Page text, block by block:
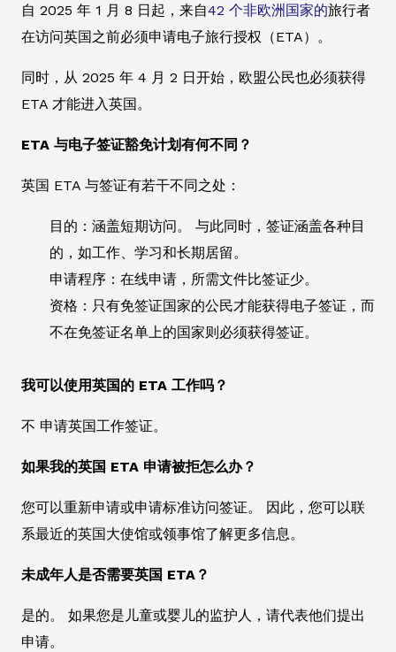
自 2025 年 1 月 8 日起，来自42 个非欧洲国家的旅行者
在访问英国之前必须申请电子旅行授权（ETA）。
同时，从 2025 年 4 月 2 日开始，欧盟公民也必须获得
ETA 才能进入英国。
ETA 与电子签证豁免计划有何不同？
英国 ETA 与签证有若干不同之处：
目的：涵盖短期访问。 与此同时，签证涵盖各种目
的，如工作、学习和长期居留。
申请程序：在线申请，所需文件比签证少。
资格：只有免签证国家的公民才能获得电子签证，而
不在免签证名单上的国家则必须获得签证。
我可以使用英国的 ETA 工作吗？
不 申请英国工作签证。
如果我的英国 ETA 申请被拒怎么办？
您可以重新申请或申请标准访问签证。 因此，您可以联
系最近的英国大使馆或领事馆了解更多信息。
未成年人是否需要英国 ETA？
是的。 如果您是儿童或婴儿的监护人，请代表他们提出
申请。